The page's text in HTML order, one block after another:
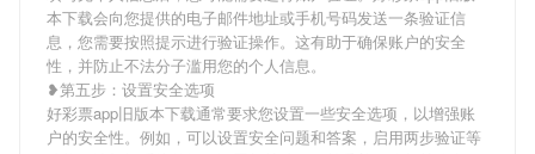
本下载会向您提供的电子邮件地址或手机号码发送一条验证信
息，您需要按照提示进行验证操作。这有助于确保账户的安全
性，并防止不法分子滥用您的个人信息。
❥第五步：设置安全选项
好彩票app旧版本下载通常要求您设置一些安全选项，以增强账
户的安全性。例如，可以设置安全问题和答案，启用两步验证等